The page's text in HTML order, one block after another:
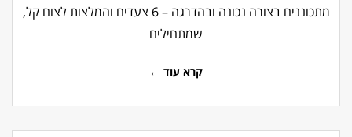
מתכוננים בצורה נכונה ובהדרגה – 6 צעדים והמלצות לצום קל,
שמתחילים
קרא עוד ←